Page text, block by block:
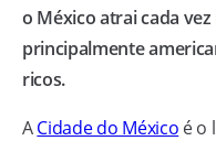
o México atrai cada
principalmente
ricos.
ACidade do México é o